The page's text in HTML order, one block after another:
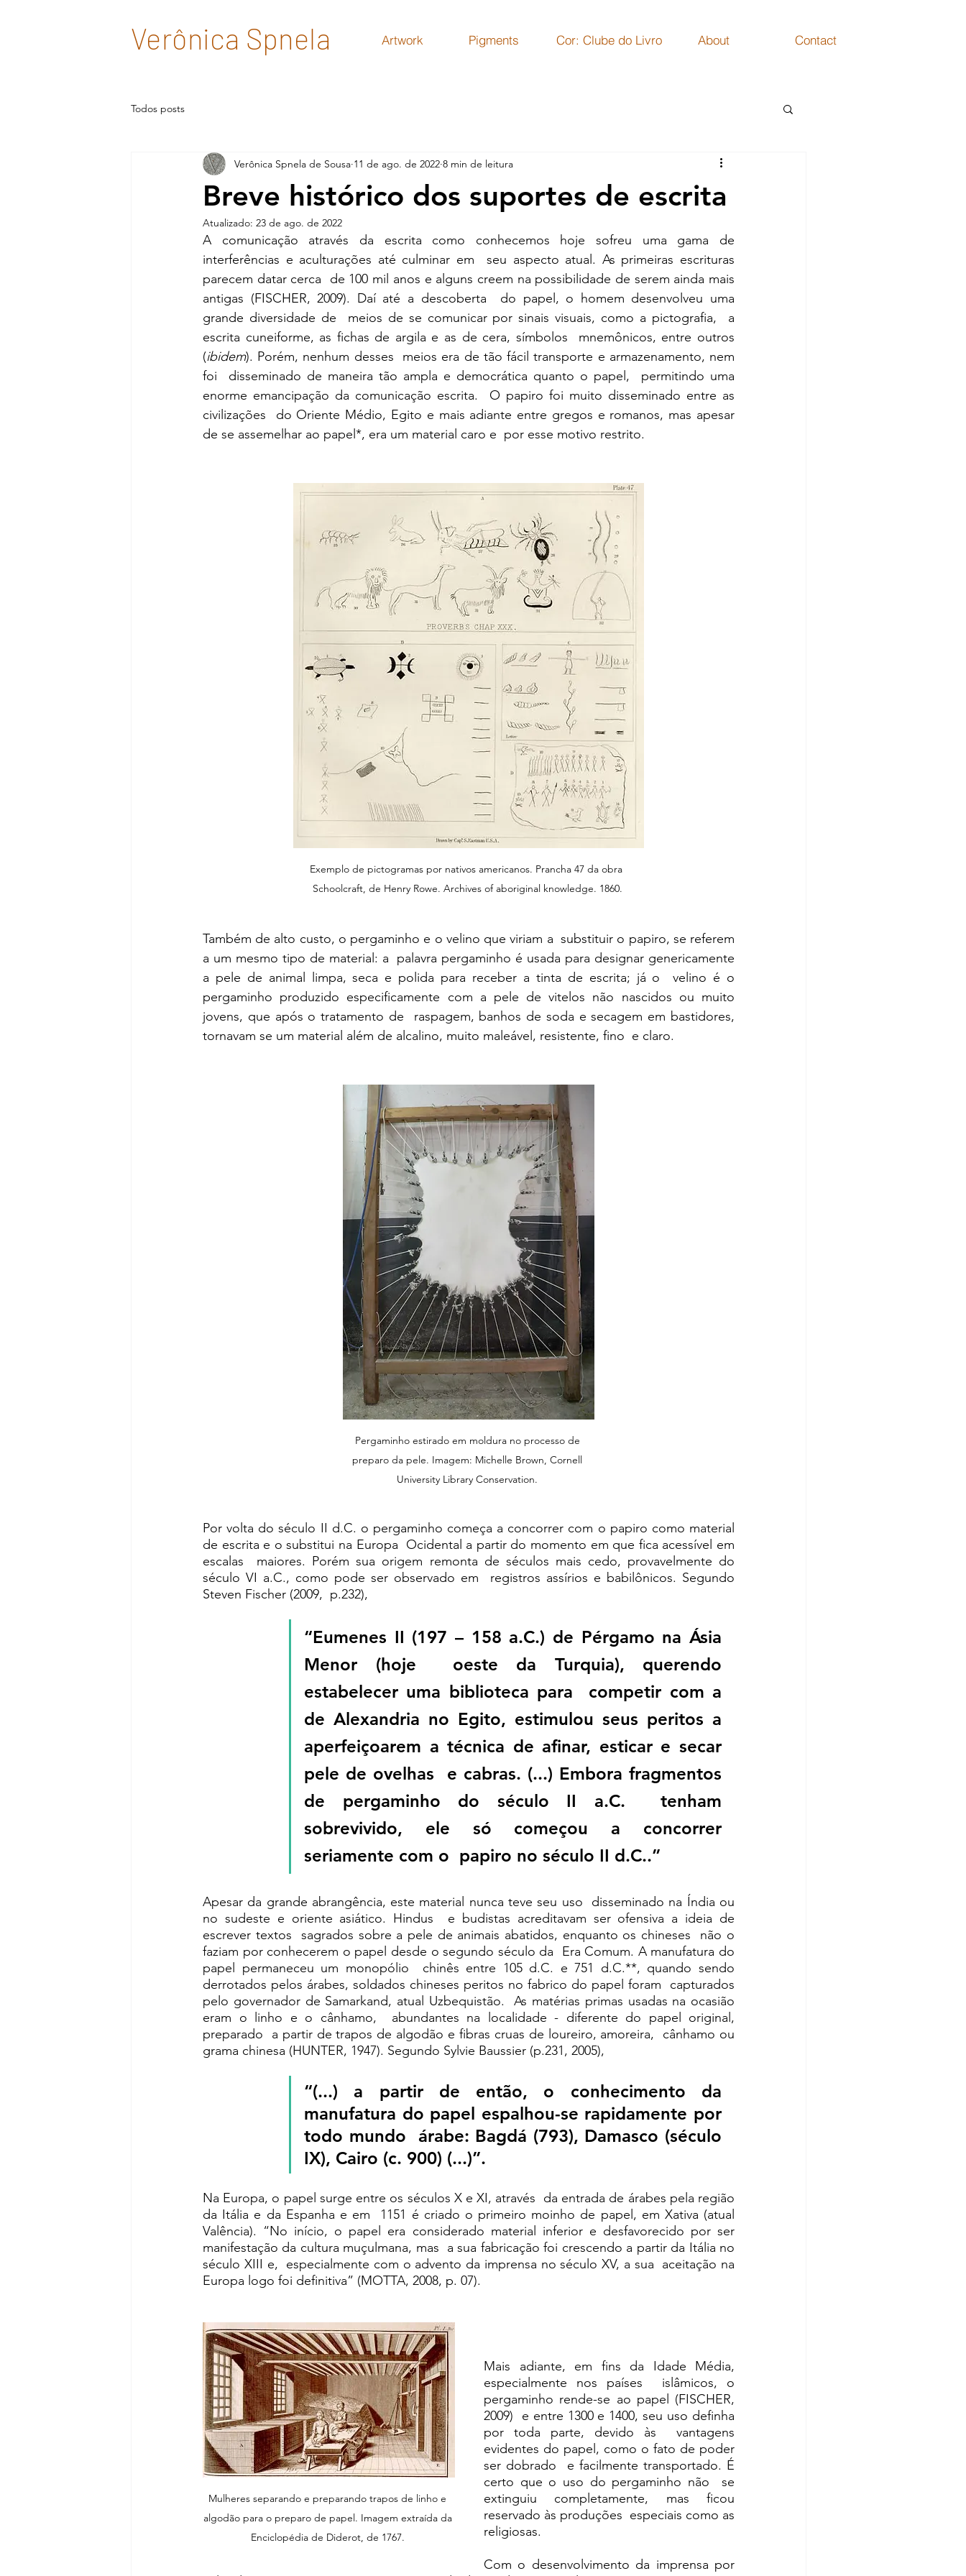
Verônica Spnela Artwork Pigments About
Cor: Clube do Livro Contact
Todos posts
Breve histórico dos suportes de escrita
Verônica Spnela de Sousa 11 de ago. de 2022 8 min de leitura
Atualizado: 23 de ago. de 2022
A comunicação através da escrita como conhecemos hoje sofreu uma gama de
interferências e aculturações até culminar em  seu aspecto atual. As primeiras escrituras
parecem datar cerca  de 100 mil anos e alguns creem na possibilidade de serem ainda mais
antigas (FISCHER, 2009). Daí até a descoberta  do papel, o homem desenvolveu uma
grande diversidade de  meios de se comunicar por sinais visuais, como a pictografia,  a
escrita cuneiforme, as fichas de argila e as de cera, símbolos  mnemônicos, entre outros
(ibidem). Porém, nenhum desses  meios era de tão fácil transporte e armazenamento, nem
foi  disseminado de maneira tão ampla e democrática quanto o papel,  permitindo uma
enorme emancipação da comunicação escrita.  O papiro foi muito disseminado entre as
civilizações  do Oriente Médio, Egito e mais adiante entre gregos e romanos, mas apesar
de se assemelhar ao papel*, era um material caro e  por esse motivo restrito.
Exemplo de pictogramas por nativos americanos. Prancha 47 da obra
Schoolcraft, de Henry Rowe. Archives of aboriginal knowledge. 1860.
Também de alto custo, o pergaminho e o velino que viriam a  substituir o papiro, se referem
a um mesmo tipo de material: a  palavra pergaminho é usada para designar genericamente
a pele de animal limpa, seca e polida para receber a tinta de escrita; já o  velino é o
pergaminho produzido especificamente com a pele de vitelos não nascidos ou muito
jovens, que após o tratamento de  raspagem, banhos de soda e secagem em bastidores,
tornavam se um material além de alcalino, muito maleável, resistente, fino  e claro.
Pergaminho estirado em moldura no processo de
preparo da pele. Imagem: Michelle Brown, Cornell
University Library Conservation.
Por volta do século II d.C. o pergaminho começa a concorrer com o papiro como material
de escrita e o substitui na Europa  Ocidental a partir do momento em que fica acessível em
escalas  maiores. Porém sua origem remonta de séculos mais cedo, provavelmente do
século VI a.C., como pode ser observado em  registros assírios e babilônicos. Segundo
Steven Fischer (2009,  p.232),
“Eumenes II (197 – 158 a.C.) de Pérgamo na Ásia
Menor (hoje  oeste da Turquia), querendo
estabelecer uma biblioteca para  competir com a
de Alexandria no Egito, estimulou seus peritos a
aperfeiçoarem a técnica de afinar, esticar e secar
pele de ovelhas  e cabras. (...) Embora fragmentos
de pergaminho do século II a.C.  tenham
sobrevivido, ele só começou a concorrer
seriamente com o  papiro no século II d.C..”
Apesar da grande abrangência, este material nunca teve seu uso  disseminado na Índia ou
no sudeste e oriente asiático. Hindus  e budistas acreditavam ser ofensiva a ideia de
escrever textos  sagrados sobre a pele de animais abatidos, enquanto os chineses  não o
faziam por conhecerem o papel desde o segundo século da  Era Comum. A manufatura do
papel permaneceu um monopólio  chinês entre 105 d.C. e 751 d.C.**, quando sendo
derrotados pelos árabes, soldados chineses peritos no fabrico do papel foram  capturados
pelo governador de Samarkand, atual Uzbequistão.  As matérias primas usadas na ocasião
eram o linho e o cânhamo,  abundantes na localidade - diferente do papel original,
preparado  a partir de trapos de algodão e fibras cruas de loureiro, amoreira,  cânhamo ou
grama chinesa (HUNTER, 1947). Segundo Sylvie Baussier (p.231, 2005),
“(...) a partir de então, o conhecimento da
manufatura do papel espalhou-se rapidamente por
todo mundo  árabe: Bagdá (793), Damasco (século
IX), Cairo (c. 900) (...)”.
Na Europa, o papel surge entre os séculos X e XI, através  da entrada de árabes pela região
da Itália e da Espanha e em  1151 é criado o primeiro moinho de papel, em Xativa (atual
Valência). “No início, o papel era considerado material inferior e desfavorecido por ser
manifestação da cultura muçulmana, mas  a sua fabricação foi crescendo a partir da Itália no
século XIII e,  especialmente com o advento da imprensa no século XV, a sua  aceitação na
Europa logo foi definitiva” (MOTTA, 2008, p. 07).
Mulheres separando e preparando trapos de linho e
algodão para o preparo de papel. Imagem extraída da
Enciclopédia de Diderot, de 1767.
Mais adiante, em fins da Idade Média,
especialmente nos países  islâmicos, o
pergaminho rende-se ao papel (FISCHER,
2009)  e entre 1300 e 1400, seu uso definha
por toda parte, devido às  vantagens
evidentes do papel, como o fato de poder
ser dobrado  e facilmente transportado. É
certo que o uso do pergaminho não  se
extinguiu completamente, mas ficou
reservado às produções  especiais como as
religiosas.
Com o desenvolvimento da imprensa por